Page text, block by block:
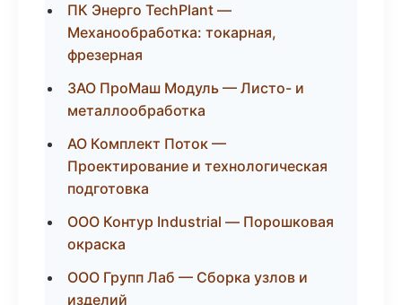
ПК Энерго TechPlant —
Механообработка: токарная,
фрезерная
ЗАО ПроМаш Модуль — Листо- и
металлообработка
АО Комплект Поток —
Проектирование и технологическая
подготовка
ООО Контур Industrial — Порошковая
окраска
ООО Групп Лаб — Сборка узлов и
изделий